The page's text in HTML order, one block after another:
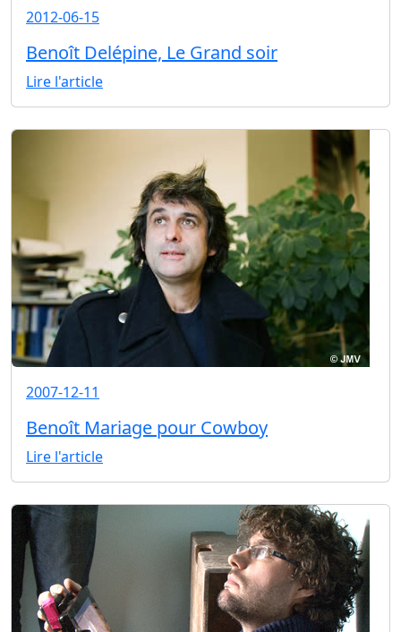
2012-06-15
Benoît Delépine, Le Grand soir
Lire l'article
2007-12-11
Benoît Mariage pour Cowboy
Lire l'article